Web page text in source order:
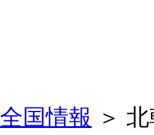
全国情報 ＞